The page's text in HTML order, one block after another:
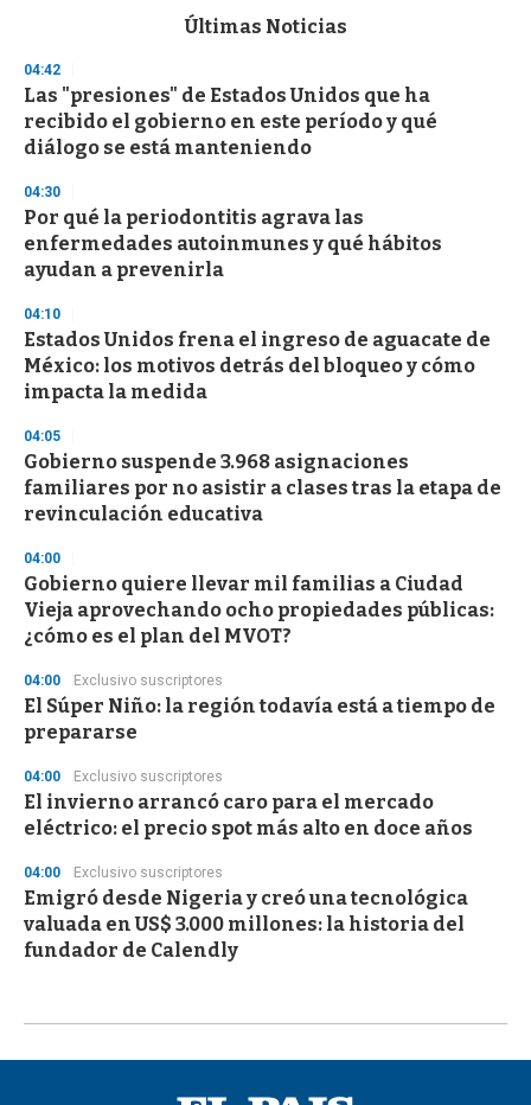
d
s
o
f
3
s
e
c
o
n
Últimas Noticias
04:42
Las "presiones" de Estados Unidos que ha
recibido el gobierno en este período y qué
diálogo se está manteniendo
04:30
Por qué la periodontitis agrava las
enfermedades autoinmunes y qué hábitos
ayudan a prevenirla
04:10
Estados Unidos frena el ingreso de aguacate de
México: los motivos detrás del bloqueo y cómo
impacta la medida
04:05
Gobierno suspende 3.968 asignaciones
familiares por no asistir a clases tras la etapa de
revinculación educativa
04:00
Gobierno quiere llevar mil familias a Ciudad
Vieja aprovechando ocho propiedades públicas:
¿cómo es el plan del MVOT?
04:00 Exclusivo suscriptores
El Súper Niño: la región todavía está a tiempo de
prepararse
04:00 Exclusivo suscriptores
El invierno arrancó caro para el mercado
eléctrico: el precio spot más alto en doce años
04:00 Exclusivo suscriptores
Emigró desde Nigeria y creó una tecnológica
valuada en US$ 3.000 millones: la historia del
fundador de Calendly